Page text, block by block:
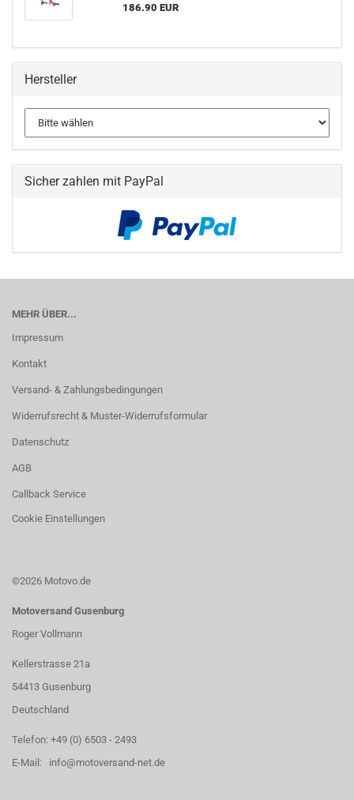
186.90 EUR
Hersteller
Sicher zahlen mit PayPal
MEHR ÜBER...
Impressum
Kontakt
Versand- & Zahlungsbedingungen
Widerrufsrecht & Muster-Widerrufsformular
Datenschutz
AGB
Callback Service
Cookie Einstellungen
©2026 Motovo.de
Motoversand Gusenburg
Roger Vollmann
Kellerstrasse 21a
54413 Gusenburg
Deutschland
Telefon: +49 (0) 6503 - 2493
E-Mail: info@motoversand-net.de